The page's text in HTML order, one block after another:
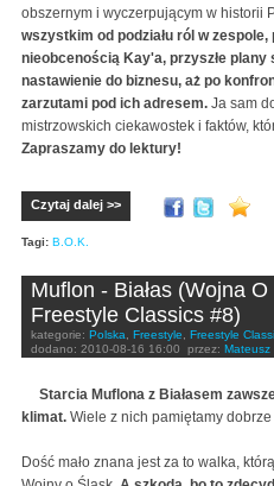
obszernym i wyczerpującym w historii
wszystkim od podziału ról w
nieobcenością Kay'a, przyszłe
nastawienie do biznesu, aż po
zarzutami pod ich adresem. Ja sam
mistrzowskich ciekawostek i faktów,
Zapraszamy do lektury!
Czytaj dalej >>
Tagi: B.O.K.
Muflon - Białas (Wojna
Freestyle Classics #8)
kategorie: Polska Freestyle Freestyle
dodano: 2010-08-16 16:00 przez: Mateusz
Starcia Muflona z Białasem
klimat. Wiele z nich pamiętamy
Dość mało znana jest za to walka,